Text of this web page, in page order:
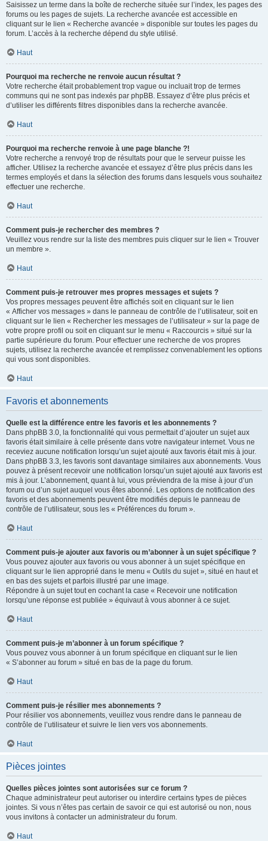
Saisissez un terme dans la boîte de recherche située sur l’index, les pages des
forums ou les pages de sujets. La recherche avancée est accessible en
cliquant sur le lien « Recherche avancée » disponible sur toutes les pages du
forum. L’accès à la recherche dépend du style utilisé.
Haut
Pourquoi ma recherche ne renvoie aucun résultat ?
Votre recherche était probablement trop vague ou incluait trop de termes
communs qui ne sont pas indexés par phpBB. Essayez d’être plus précis et
d’utiliser les différents filtres disponibles dans la recherche avancée.
Haut
Pourquoi ma recherche renvoie à une page blanche ?!
Votre recherche a renvoyé trop de résultats pour que le serveur puisse les
afficher. Utilisez la recherche avancée et essayez d’être plus précis dans les
termes employés et dans la sélection des forums dans lesquels vous souhaitez
effectuer une recherche.
Haut
Comment puis-je rechercher des membres ?
Veuillez vous rendre sur la liste des membres puis cliquer sur le lien « Trouver
un membre ».
Haut
Comment puis-je retrouver mes propres messages et sujets ?
Vos propres messages peuvent être affichés soit en cliquant sur le lien
« Afficher vos messages » dans le panneau de contrôle de l’utilisateur, soit en
cliquant sur le lien « Rechercher les messages de l’utilisateur » sur la page de
votre propre profil ou soit en cliquant sur le menu « Raccourcis » situé sur la
partie supérieure du forum. Pour effectuer une recherche de vos propres
sujets, utilisez la recherche avancée et remplissez convenablement les options
qui vous sont disponibles.
Haut
Favoris et abonnements
Quelle est la différence entre les favoris et les abonnements ?
Dans phpBB 3.0, la fonctionnalité qui vous permettait d’ajouter un sujet aux
favoris était similaire à celle présente dans votre navigateur internet. Vous ne
receviez aucune notification lorsqu’un sujet ajouté aux favoris était mis à jour.
Dans phpBB 3.3, les favoris sont davantage similaires aux abonnements. Vous
pouvez à présent recevoir une notification lorsqu’un sujet ajouté aux favoris est
mis à jour. L’abonnement, quant à lui, vous préviendra de la mise à jour d’un
forum ou d’un sujet auquel vous êtes abonné. Les options de notification des
favoris et des abonnements peuvent être modifiés depuis le panneau de
contrôle de l’utilisateur, sous les « Préférences du forum ».
Haut
Comment puis-je ajouter aux favoris ou m’abonner à un sujet spécifique ?
Vous pouvez ajouter aux favoris ou vous abonner à un sujet spécifique en
cliquant sur le lien approprié dans le menu « Outils du sujet », situé en haut et
en bas des sujets et parfois illustré par une image.
Répondre à un sujet tout en cochant la case « Recevoir une notification
lorsqu’une réponse est publiée » équivaut à vous abonner à ce sujet.
Haut
Comment puis-je m’abonner à un forum spécifique ?
Vous pouvez vous abonner à un forum spécifique en cliquant sur le lien
« S’abonner au forum » situé en bas de la page du forum.
Haut
Comment puis-je résilier mes abonnements ?
Pour résilier vos abonnements, veuillez vous rendre dans le panneau de
contrôle de l’utilisateur et suivre le lien vers vos abonnements.
Haut
Pièces jointes
Quelles pièces jointes sont autorisées sur ce forum ?
Chaque administrateur peut autoriser ou interdire certains types de pièces
jointes. Si vous n’êtes pas certain de savoir ce qui est autorisé ou non, nous
vous invitons à contacter un administrateur du forum.
Haut